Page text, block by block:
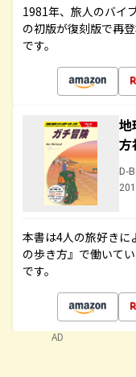
1981年、旅人のバイ
の初版が復刻版で再
です。
地
方
D-
本書は4人の旅好きに
の歩き方』で働いて
です。
AD